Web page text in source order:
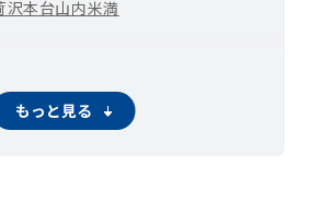
沢本台山内米満
もっと見る